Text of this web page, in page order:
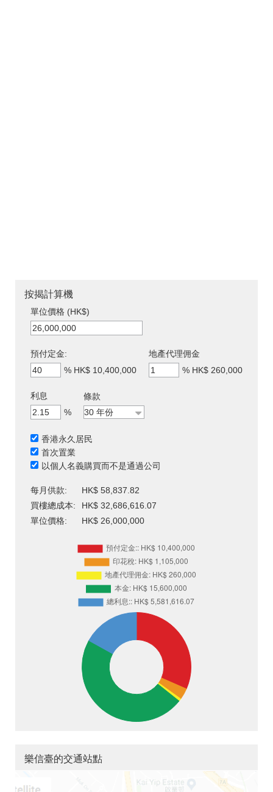
按揭計算機
單位價格 (HK$)
預付定金:
% HK$ 10,400,000
地產代理佣金
% HK$ 260,000
利息
%
條款
香港永久居民
首次置業
以個人名義購買而不是通過公司
每月供款:
HK$ 58,837.82
買樓總成本:
HK$ 32,686,616.07
單位價格:
HK$ 26,000,000
樂信臺的交通站點